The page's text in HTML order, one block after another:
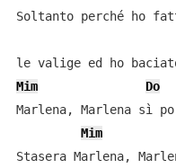
Soltanto perché ho
Mim
Do
Marlena, Marlena sì
Mim
Stasera Marlena,